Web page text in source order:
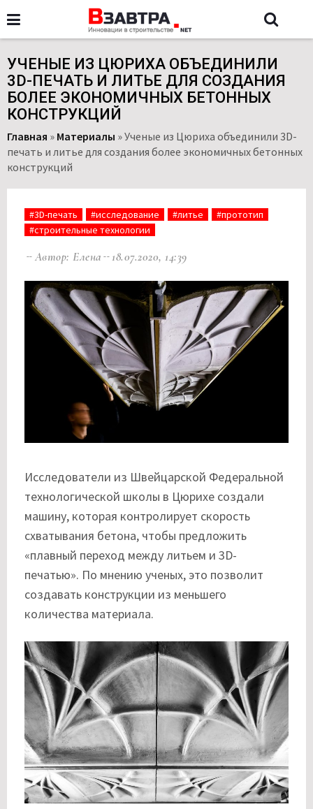
УЧЕНЫЕ ИЗ ЦЮРИХА ОБЪЕДИНИЛИ
3D-ПЕЧАТЬ И ЛИТЬЕ ДЛЯ СОЗДАНИЯ
БОЛЕЕ ЭКОНОМИЧНЫХ БЕТОННЫХ
КОНСТРУКЦИЙ
Главная » Материалы »Ученые из Цюриха объединили 3D-
печать и литье для создания более экономичных бетонных
конструкций
#3D-печать #исследование #литье
#прототип
#строительные технологии
Автор: Елена 18.07.2020, 14:39
Исследователи из Швейцарской Федеральной
технологической школы в Цюрихе создали
машину, которая контролирует скорость
схватывания бетона, чтобы предложить
«плавный переход между литьем и 3D-
печатью». По мнению ученых, это позволит
создавать конструкции из меньшего
количества материала.